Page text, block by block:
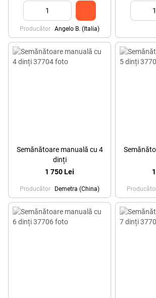
Producător Angelo B. (Italia)
Semănătoare manuală cu 4
dinți
1 750 Lei
Producător Demetra (China)